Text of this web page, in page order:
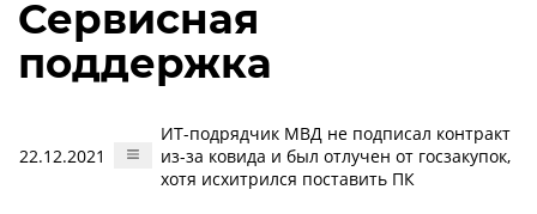
Сервисная
поддержка
22.12.2021
ИТ-подрядчик МВД не подписал контракт
из-за ковида и был отлучен от госзакупок,
хотя исхитрился поставить ПК